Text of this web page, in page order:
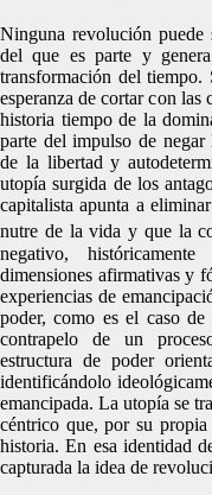
Ninguna revolución puede
del que es parte y
transformación del tiempo.
esperanza de cortar con las
historia tiempo de la
parte del impulso de
de la libertad y
utopía surgida de los
capitalista apunta a
nutre de la vida y que la
negativo,
dimensiones afirmativas y
experiencias de
poder, como es el caso
contrapelo de un
estructura de poder
identificándolo
emancipada. La utopía se
céntrico que, por su
historia. En esa identidad
capturada la idea de